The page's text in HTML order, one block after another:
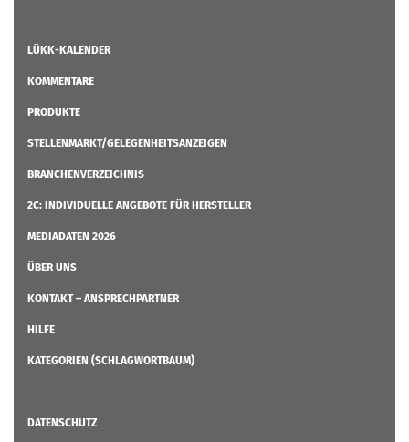
LÜKK-KALENDER
KOMMENTARE
PRODUKTE
STELLENMARKT/GELEGENHEITSANZEIGEN
BRANCHENVERZEICHNIS
2C: INDIVIDUELLE ANGEBOTE FÜR HERSTELLER
MEDIADATEN 2026
ÜBER UNS
KONTAKT – ANSPRECHPARTNER
HILFE
KATEGORIEN (SCHLAGWORTBAUM)
DATENSCHUTZ